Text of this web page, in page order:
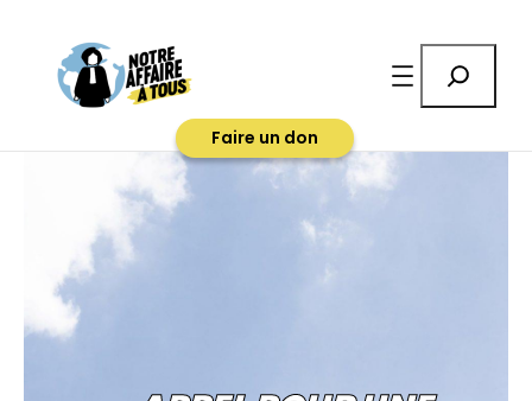
Faire un don